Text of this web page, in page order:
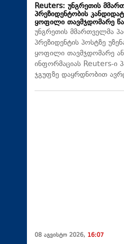
Reuters: უნგრეთის
პრეზიდენტობის
ყოფილი თავმჯდომარე
უნგრეთის მმართველმა
პრეზიდენტის პოსტზე
ყოფილი თავმჯდომარე
ინფორმაციას Reuters-ი
ჯგუფზე დაყრდნობით
08 აგვისტო 2026, 16:07